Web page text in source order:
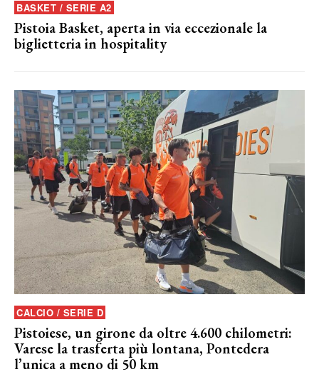
BASKET / SERIE A2
Pistoia Basket, aperta in via eccezionale la
biglietteria in hospitality
CALCIO / SERIE D
Pistoiese, un girone da oltre 4.600 chilometri:
Varese la trasferta più lontana, Pontedera
l’unica a meno di 50 km